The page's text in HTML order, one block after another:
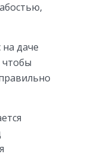
даче